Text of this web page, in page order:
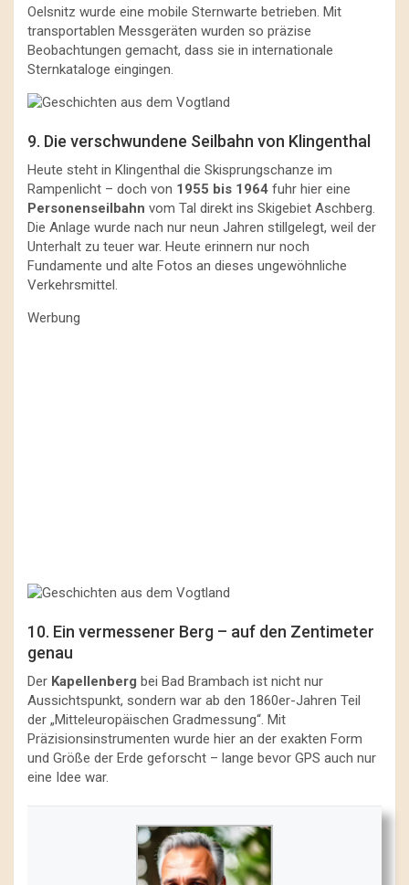
Oelsnitz wurde eine mobile Sternwarte betrieben. Mit
transportablen Messgeräten wurden so präzise
Beobachtungen gemacht, dass sie in internationale
Sternkataloge eingingen.
9. Die verschwundene Seilbahn von Klingenthal
Heute steht in Klingenthal die Skisprungschanze im
Rampenlicht – doch von 1955 bis 1964 fuhr hier eine
Personenseilbahn vom Tal direkt ins Skigebiet Aschberg.
Die Anlage wurde nach nur neun Jahren stillgelegt, weil der
Unterhalt zu teuer war. Heute erinnern nur noch
Fundamente und alte Fotos an dieses ungewöhnliche
Verkehrsmittel.
Werbung
10. Ein vermessener Berg – auf den Zentimeter
genau
Der Kapellenberg bei Bad Brambach ist nicht nur
Aussichtspunkt, sondern war ab den 1860er-Jahren Teil
der „Mitteleuropäischen Gradmessung“. Mit
Präzisionsinstrumenten wurde hier an der exakten Form
und Größe der Erde geforscht – lange bevor GPS auch nur
eine Idee war.